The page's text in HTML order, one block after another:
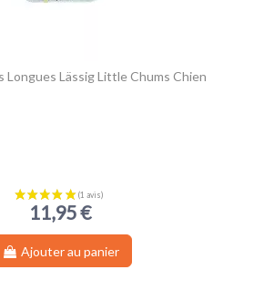
Longues Lässig Little Chums Chien
11,95 €
Ajouter au panier